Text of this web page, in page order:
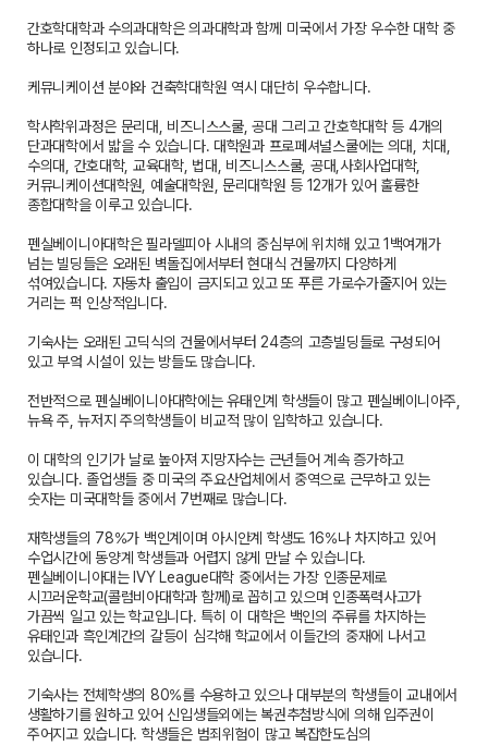
간호학대학과 수의과대학은 의과대학과 함께 미국에서 가장 우수한 대학 중
하나로 인정되고 있습니다.
케뮤니케이션 분야와 건축학대학원 역시 대단히 우수합니다.
학사학위과정은 문리대, 비즈니스스쿨, 공대 그리고 간호학대학 등 4개의
단과대학에서 밟을 수 있습니다. 대학원과 프로페셔널스쿨에는 의대, 치대,
수의대, 간호대학, 교육대학, 법대, 비즈니스스쿨, 공대,사회사업대학,
커뮤니케이션대학원, 예술대학원, 문리대학원 등 12개가 있어 훌륭한
종합대학을 이루고 있습니다.
펜실베이니아대학은 필라델피아 시내의 중심부에 위치해 있고 1백여개가
넘는 빌딩들은 오래된 벽돌집에서부터 현대식 건물까지 다양하게
섞여있습니다. 자동차 출입이 금지되고 있고 또 푸른 가로수가줄지어 있는
거리는 퍽 인상적입니다.
기숙사는 오래된 고딕식의 건물에서부터 24층의 고층빌딩들로 구성되어
있고 부엌 시설이 있는 방들도 많습니다.
전반적으로 펜실베이니아대학에는 유태인계 학생들이 많고 펜실베이니아주,
뉴욕 주, 뉴저지 주의학생들이 비교적 많이 입학하고 있습니다.
이 대학의 인기가 날로 높아져 지망자수는 근년들어 계속 증가하고
있습니다. 졸업생들 중 미국의 주요산업체에서 중역으로 근무하고 있는
숫자는 미국대학들 중에서 7번째로 많습니다.
재학생들의 78%가 백인계이며 아시안계 학생도 16%나 차지하고 있어
수업시간에 동양계 학생들과 어렵지 않게 만날 수 있습니다.
펜실베이니아대는 IVY League대학 중에서는 가장 인종문제로
시끄러운학교(콜럼비아대학과 함께)로 꼽히고 있으며 인종폭력사고가
가끔씩 일고 있는 학교입니다. 특히 이 대학은 백인의 주류를 차지하는
유태인과 흑인계간의 갈등이 심각해 학교에서 이들간의 중재에 나서고
있습니다.
기숙사는 전체학생의 80%를 수용하고 있으나 대부분의 학생들이 교내에서
생활하기를 원하고 있어 신입생들외에는 복권추첨방식에 의해 입주권이
주어지고 있습니다. 학생들은 범죄위험이 많고 복잡한도심의